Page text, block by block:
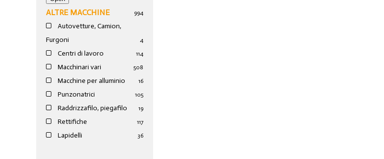
ALTRE MACCHINE 994
Autovetture, Camion,
Furgoni
4
Centri di lavoro 114
Macchinari vari 508
Macchine per alluminio 16
Punzonatrici 105
Raddrizzafilo, piegafilo 19
Rettifiche 117
Lapidelli 36